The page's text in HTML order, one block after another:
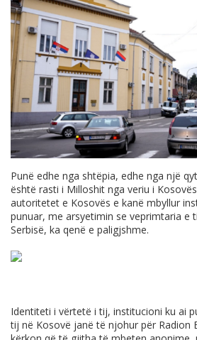
Punë edhe nga shtëpia, edhe nga një
është rasti i Milloshit nga veriu i
autoritetet e Kosovës e kanë mbyllur
punuar, me arsyetimin se veprimtaria e
Serbisë, ka qenë e paligjshme.
Identiteti i vërtetë i tij, institucioni ku ai
tij në Kosovë janë të njohur për Radion